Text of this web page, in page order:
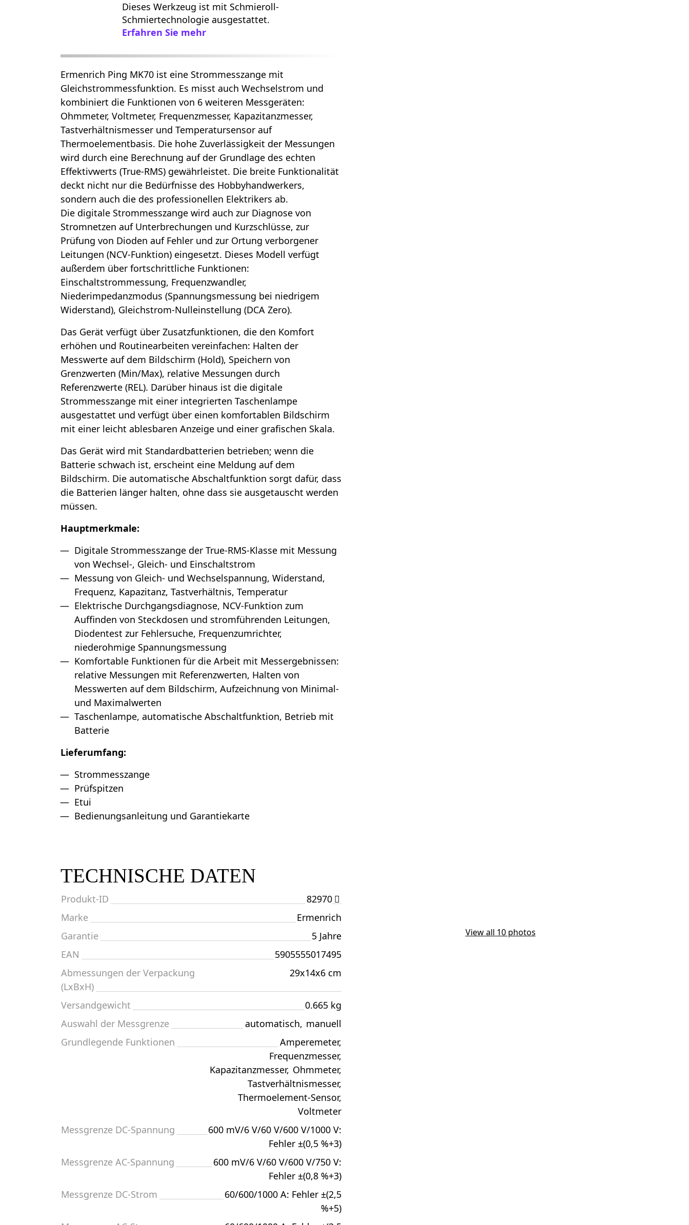
View all 10 photos
Dieses Werkzeug ist mit Schmieroll-
Schmiertechnologie ausgestattet.
Erfahren Sie mehr
Ermenrich Ping MK70 ist eine Strommesszange mit
Gleichstrommessfunktion. Es misst auch Wechselstrom und
kombiniert die Funktionen von 6 weiteren Messgeräten:
Ohmmeter, Voltmeter, Frequenzmesser, Kapazitanzmesser,
Tastverhältnismesser und Temperatursensor auf
Thermoelementbasis. Die hohe Zuverlässigkeit der Messungen
wird durch eine Berechnung auf der Grundlage des echten
Effektivwerts (True-RMS) gewährleistet. Die breite Funktionalität
deckt nicht nur die Bedürfnisse des Hobbyhandwerkers,
sondern auch die des professionellen Elektrikers ab.
Die digitale Strommesszange wird auch zur Diagnose von
Stromnetzen auf Unterbrechungen und Kurzschlüsse, zur
Prüfung von Dioden auf Fehler und zur Ortung verborgener
Leitungen (NCV-Funktion) eingesetzt. Dieses Modell verfügt
außerdem über fortschrittliche Funktionen:
Einschaltstrommessung, Frequenzwandler,
Niederimpedanzmodus (Spannungsmessung bei niedrigem
Widerstand), Gleichstrom-Nulleinstellung (DCA Zero).
Das Gerät verfügt über Zusatzfunktionen, die den Komfort
erhöhen und Routinearbeiten vereinfachen: Halten der
Messwerte auf dem Bildschirm (Hold), Speichern von
Grenzwerten (Min/Max), relative Messungen durch
Referenzwerte (REL). Darüber hinaus ist die digitale
Strommesszange mit einer integrierten Taschenlampe
ausgestattet und verfügt über einen komfortablen Bildschirm
mit einer leicht ablesbaren Anzeige und einer grafischen Skala.
Das Gerät wird mit Standardbatterien betrieben; wenn die
Batterie schwach ist, erscheint eine Meldung auf dem
Bildschirm. Die automatische Abschaltfunktion sorgt dafür, dass
die Batterien länger halten, ohne dass sie ausgetauscht werden
müssen.
Hauptmerkmale:
Digitale Strommesszange der True-RMS-Klasse mit Messung
von Wechsel-, Gleich- und Einschaltstrom
Messung von Gleich- und Wechselspannung, Widerstand,
Frequenz, Kapazitanz, Tastverhältnis, Temperatur
Elektrische Durchgangsdiagnose, NCV-Funktion zum
Auffinden von Steckdosen und stromführenden Leitungen,
Diodentest zur Fehlersuche, Frequenzumrichter,
niederohmige Spannungsmessung
Komfortable Funktionen für die Arbeit mit Messergebnissen:
relative Messungen mit Referenzwerten, Halten von
Messwerten auf dem Bildschirm, Aufzeichnung von Minimal-
und Maximalwerten
Taschenlampe, automatische Abschaltfunktion, Betrieb mit
Batterie
Lieferumfang:
Strommesszange
Prüfspitzen
Etui
Bedienungsanleitung und Garantiekarte
TECHNISCHE DATEN
Produkt-ID
82970
Marke
Ermenrich
Garantie
5 Jahre
EAN
5905555017495
Abmessungen der Verpackung
(LxBxH)
29x14x6 cm
Versandgewicht
0.665 kg
Auswahl der Messgrenze
automatisch, manuell
Grundlegende Funktionen
Amperemeter,
Frequenzmesser,
Kapazitanzmesser, Ohmmeter,
Tastverhältnismesser,
Thermoelement-Sensor,
Voltmeter
Messgrenze DC-Spannung
600 mV/6 V/60 V/600 V/1000 V:
Fehler ±(0,5 %+3)
Messgrenze AC-Spannung
600 mV/6 V/60 V/600 V/750 V:
Fehler ±(0,8 %+3)
Messgrenze DC-Strom
60/600/1000 А: Fehler ±(2,5
%+5)